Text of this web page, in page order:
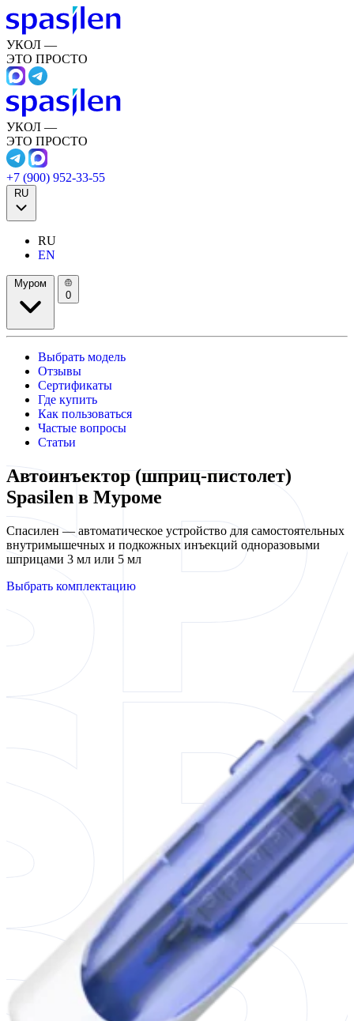
УКОЛ —
ЭТО ПРОСТО
УКОЛ —
ЭТО ПРОСТО
+7 (900) 952-33-55
RU
RU
EN
Муром
0
Выбрать модель
Отзывы
Сертификаты
Где купить
Как пользоваться
Частые вопросы
Статьи
Автоинъектор (шприц-пистолет)
Spasilen в Муроме
Спасилен — автоматическое устройство для самостоятельных
внутримышечных и подкожных инъекций одноразовыми
шприцами 3 мл или 5 мл
Выбрать комплектацию